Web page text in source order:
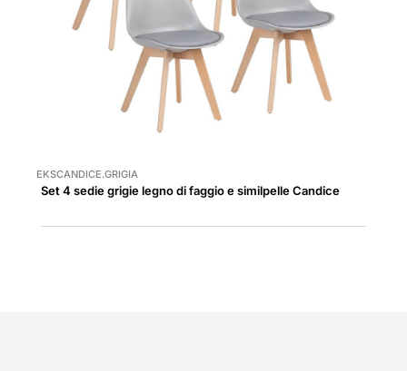
EKSCANDICE.GRIGIA
Set 4 sedie grigie legno di faggio e similpelle Candice